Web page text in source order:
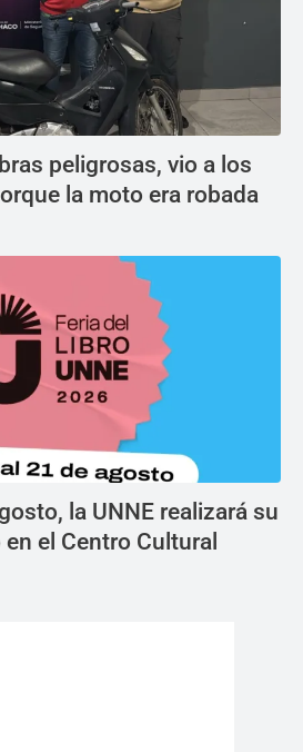
peligrosas, vio a los
la moto era robada
la UNNE realizará su
el Centro Cultural